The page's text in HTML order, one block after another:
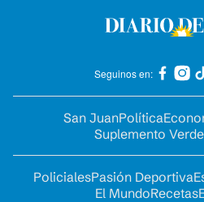
Seguinos en:
San JuanPolítica
Suplemento Verde
PolicialesPasión Deportiva
El MundoRecetas